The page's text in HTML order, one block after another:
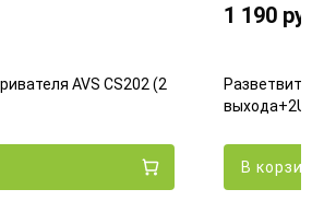
AVS CS202 (2
1 190
В